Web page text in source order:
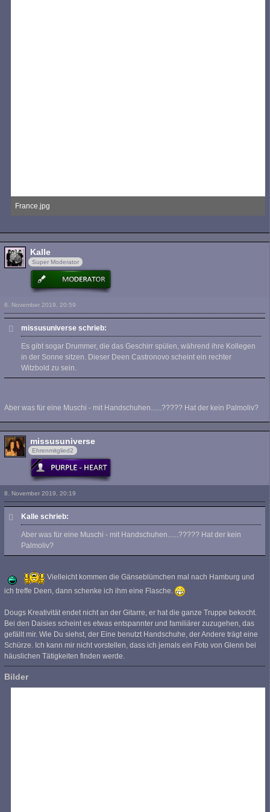
France.jpg
Kalle
Super Moderator
6. November 2019, 20:59
missusuniverse schrieb:
Es gibt sogar Drummer, die das Geschirr spülen, während ihre Kollegen
in der Sonne sitzen. Dieser Deen Castronovo scheint ein rechter
Witzbold zu sein.
Aber was für eine Muschi - mit Handschuhen......????? Hat der kein Palmoliv?
missusuniverse
Ehrenmitglied2
8. November 2019, 20:19
Kalle schrieb:
Aber was für eine Muschi - mit Handschuhen......????? Hat der kein
Palmoliv?
Vielleicht kommen die Gänseblümchen mal nach Hamburg und
ich treffe Deen, dann schenke ich ihm eine Flasche.
Dougs Kreativität endet nicht an der Gitarre, er hat die ganze Truppe bekocht.
Bei den Daisies scheint es etwas entspannter und familiärer zuzugehen, das
gefällt mir. Wie Du siehst, der Eine benutzt Handschuhe, der Andere trägt eine
Schürze. Ich kann mir nicht vorstellen, dass ich jemals ein Foto von Glenn bei
häuslichen Tätigkeiten finden werde.
Bilder